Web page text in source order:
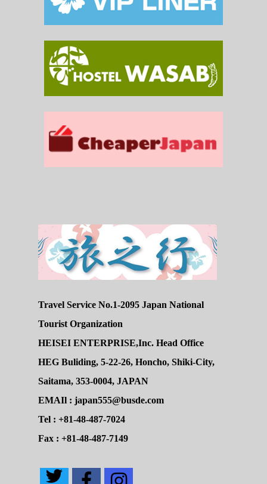
Travel Service No.1-2095 Japan National
Tourist Organization
HEISEI ENTERPRISE,Inc. Head Office
HEG Buliding, 5-22-26, Honcho, Shiki-City,
Saitama, 353-0004, JAPAN
EMAIl : japan555@busde.com
Tel : +81-48-487-7024
Fax : +81-48-487-7149